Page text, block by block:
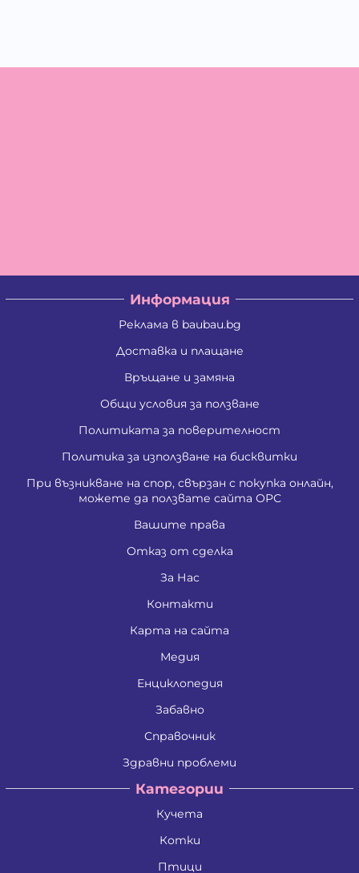
Информация
Реклама в baubau.bg
Доставка и плащане
Връщане и замяна
Общи условия за ползване
Политиката за поверителност
Политика за използване на бисквитки
При възникване на спор, свързан с покупка онлайн,
можете да ползвате сайта ОРС
Вашите права
Отказ от сделка
За Нас
Контакти
Карта на сайта
Медия
Енциклопедия
Забавно
Справочник
Здравни проблеми
Категории
Кучета
Котки
Птици